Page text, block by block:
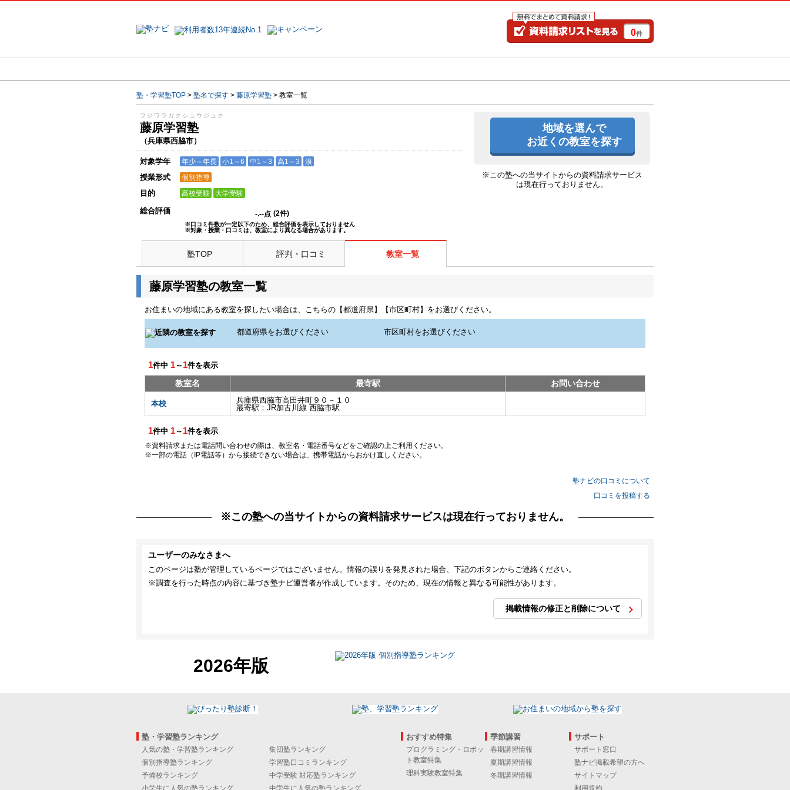
0件
塾・学習塾TOP > 塾名で探す > 藤原学習塾 > 教室一覧
フジワラガクシュウジュク
藤原学習塾
（兵庫県西脇市）
対象学年 年少～年長 小1～6 中1～3 高1～3 浪
授業形式 個別指導
目的 高校受験 大学受験
総合評価 -.--点 (2件)
※口コミ件数が一定以下のため、総合評価を表示しておりません
※対象・授業・口コミは、教室により異なる場合があります。
地域を選んで
お近くの教室を探す
※この塾への当サイトからの資料請求サービス
は現在行っておりません。
塾TOP 評判・口コミ 教室一覧
藤原学習塾の教室一覧
お住まいの地域にある教室を探したい場合は、こちらの【都道府県】【市区町村】をお選びください。
1件中 1～ 1件を表示
教室名 最寄駅 お問い合わせ
本校
兵庫県西脇市高田井町９０－１０
最寄駅： JR加古川線 西脇市駅
1件中 1～ 1件を表示
※資料請求または電話問い合わせの際は、教室名・電話番号などをご確認の上ご利用ください。
※一部の電話（IP電話等）から接続できない場合は、携帯電話からおかけ直しください。
塾ナビの口コミについて
口コミを投稿する
※この塾への当サイトからの資料請求サービスは現在行っておりません。
ユーザーのみなさまへ
このページは塾が管理しているページではございません。情報の誤りを発見された場合、下記のボタンからご連絡ください。
※調査を行った時点の内容に基づき塾ナビ運営者が作成しています。そのため、現在の情報と異なる可能性があります。
掲載情報の修正と削除について
2026年版
塾・学習塾ランキング
人気の塾・学習塾ランキング
集団塾ランキング
個別指導塾ランキング
学習塾口コミランキング
予備校ランキング
中学受験 対応塾ランキング
小学生に人気の塾ランキング
中学生に人気の塾ランキング
おすすめ特集
プログラミング・ロボッ
ト教室特集
理科実験教室特集
季節講習
春期講習情報
夏期講習情報
冬期講習情報
サポート
サポート窓口
塾ナビ掲載希望の方へ
サイトマップ
利用規約